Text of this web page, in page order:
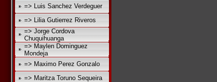
=> Luis Sanchez Verdeguer
=> Lilia Gutierrez Riveros
=> Jorge Cordova
Chuquihuanga
=> Maylen Dominguez
Mondeja
=> Maximo Perez Gonzalo
=> Maritza Toruno Sequeira